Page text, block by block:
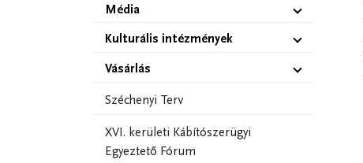
Média
Kulturális intézmények
Vásárlás
Széchenyi Terv
XVI. kerületi Kábítószerügyi
Egyeztető Fórum